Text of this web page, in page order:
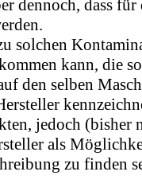
dennoch, dass
solchen
kann, die
den selben
jedoch (bisher
als
zu finden